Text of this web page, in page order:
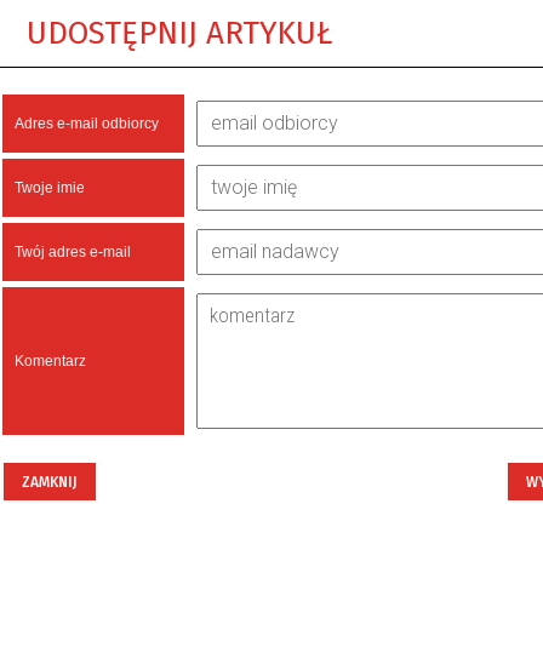
UDOSTĘPNIJ ARTYKUŁ
Adres e-mail odbiorcy
Twoje imie
Twój adres e-mail
Komentarz